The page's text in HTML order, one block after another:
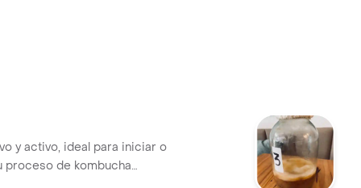
y activo, ideal para iniciar o
proceso de kombucha
natural, con capas bien